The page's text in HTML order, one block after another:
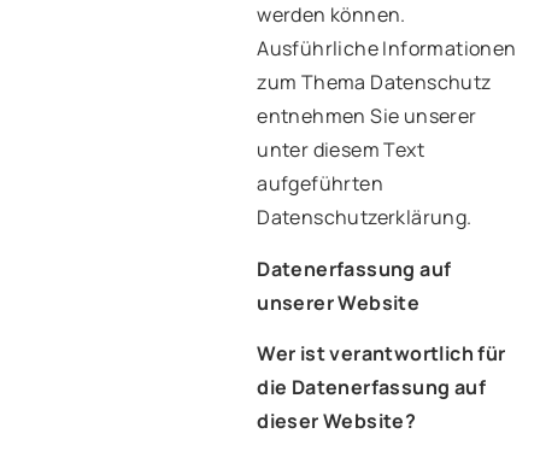
werden können.
Ausführliche Informationen
zum Thema Datenschutz
entnehmen Sie unserer
unter diesem Text
aufgeführten
Datenschutzerklärung.
Datenerfassung auf
unserer Website
Wer ist verantwortlich für
die Datenerfassung auf
dieser Website?